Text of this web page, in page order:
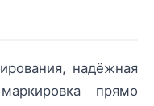
надёжная
прямо